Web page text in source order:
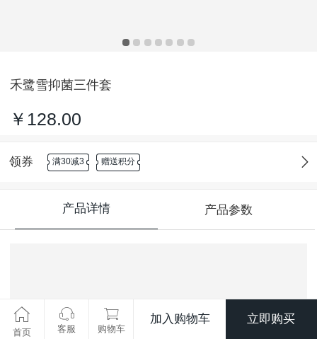
禾鹭雪抑菌三件套
￥128.00
领券 满30减3 赠送积分
产品详情 产品参数
首页 客服 购物车
加入购物车 立即购买